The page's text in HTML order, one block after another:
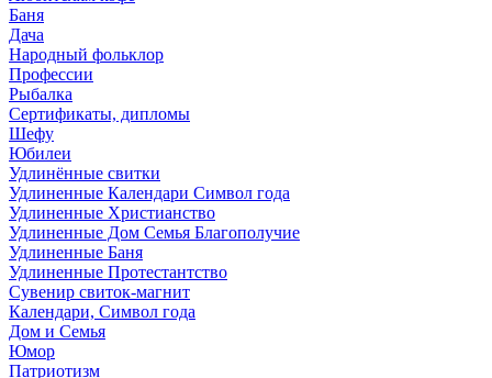
Баня
Дача
Народный фольклор
Профессии
Рыбалка
Сертификаты, дипломы
Шефу
Юбилеи
Удлинённые свитки
Удлиненные Календари Символ года
Удлиненные Христианство
Удлиненные Дом Семья Благополучие
Удлиненные Баня
Удлиненные Протестантство
Сувенир свиток-магнит
Календари, Символ года
Дом и Семья
Юмор
Патриотизм